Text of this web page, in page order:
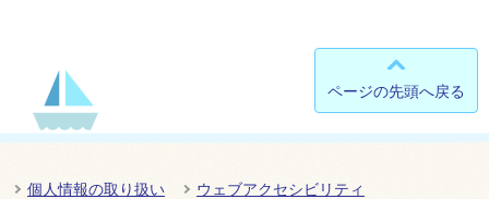
ページの先頭へ戻る
個人情報の取り扱い ウェブアクセシビリティ